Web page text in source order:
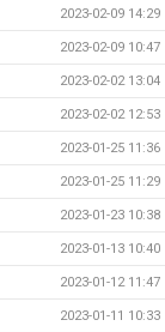
2023-02-09 14:29
2023-02-09 10:47
2023-02-02 13:04
2023-02-02 12:53
2023-01-25 11:36
2023-01-25 11:29
2023-01-23 10:38
2023-01-13 10:40
2023-01-12 11:47
2023-01-11 10:33